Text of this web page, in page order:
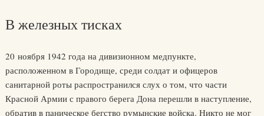
В железных тисках
20 ноября 1942 года на дивизионном медпункте,
расположенном в Городище, среди солдат и офицеров
санитарной роты распространился слух о том, что части
Красной Армии с правого берега Дона перешли в наступление,
обратив в паническое бегство румынские войска. Никто не мог